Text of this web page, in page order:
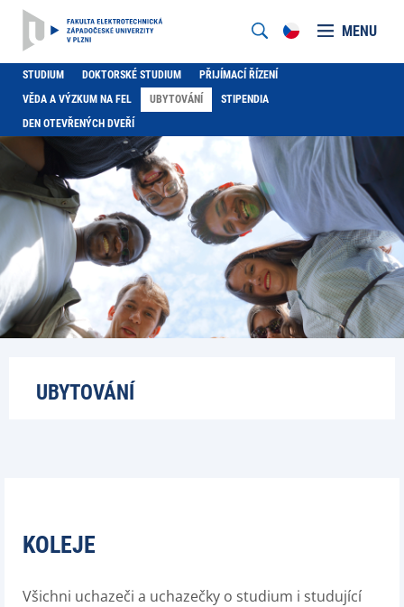
MENU
STUDIUM DOKTORSKÉ STUDIUM
PŘIJÍMACÍ ŘÍZENÍ
VĚDA A VÝZKUM NA FEL
UBYTOVÁNÍ
STIPENDIA
DEN OTEVŘENÝCH DVEŘÍ
UBYTOVÁNÍ
KOLEJE
Všichni uchazeči a uchazečky o studium i studující